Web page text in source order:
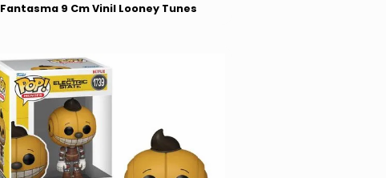
Fantasma 9 Cm Vinil Looney Tunes